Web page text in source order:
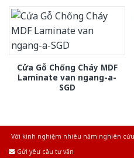
Cửa Gỗ Chống Cháy MDF
Laminate van ngang-a-
SGD
Với kinh nghiệm nhiêu năm nghiên
Gửi yêu cầu tư vấn